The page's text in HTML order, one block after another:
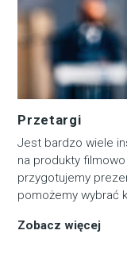
Przetargi
Jest bardzo wiele
na produkty
przygotujemy
pomożemy wybrać
Zobacz więcej